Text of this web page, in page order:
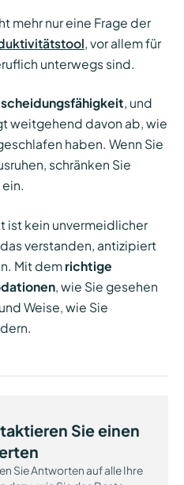
mehr nur eine Frage der
, vor allem für
unterwegs sind.
, und
weitgehend davon ab, wie
haben. Wenn Sie
schränken Sie
ist kein unvermeidlicher
verstanden, antizipiert
Mit dem richtige
, wie Sie gesehen
Weise, wie Sie
Sie einen
Sie Antworten auf alle Ihre